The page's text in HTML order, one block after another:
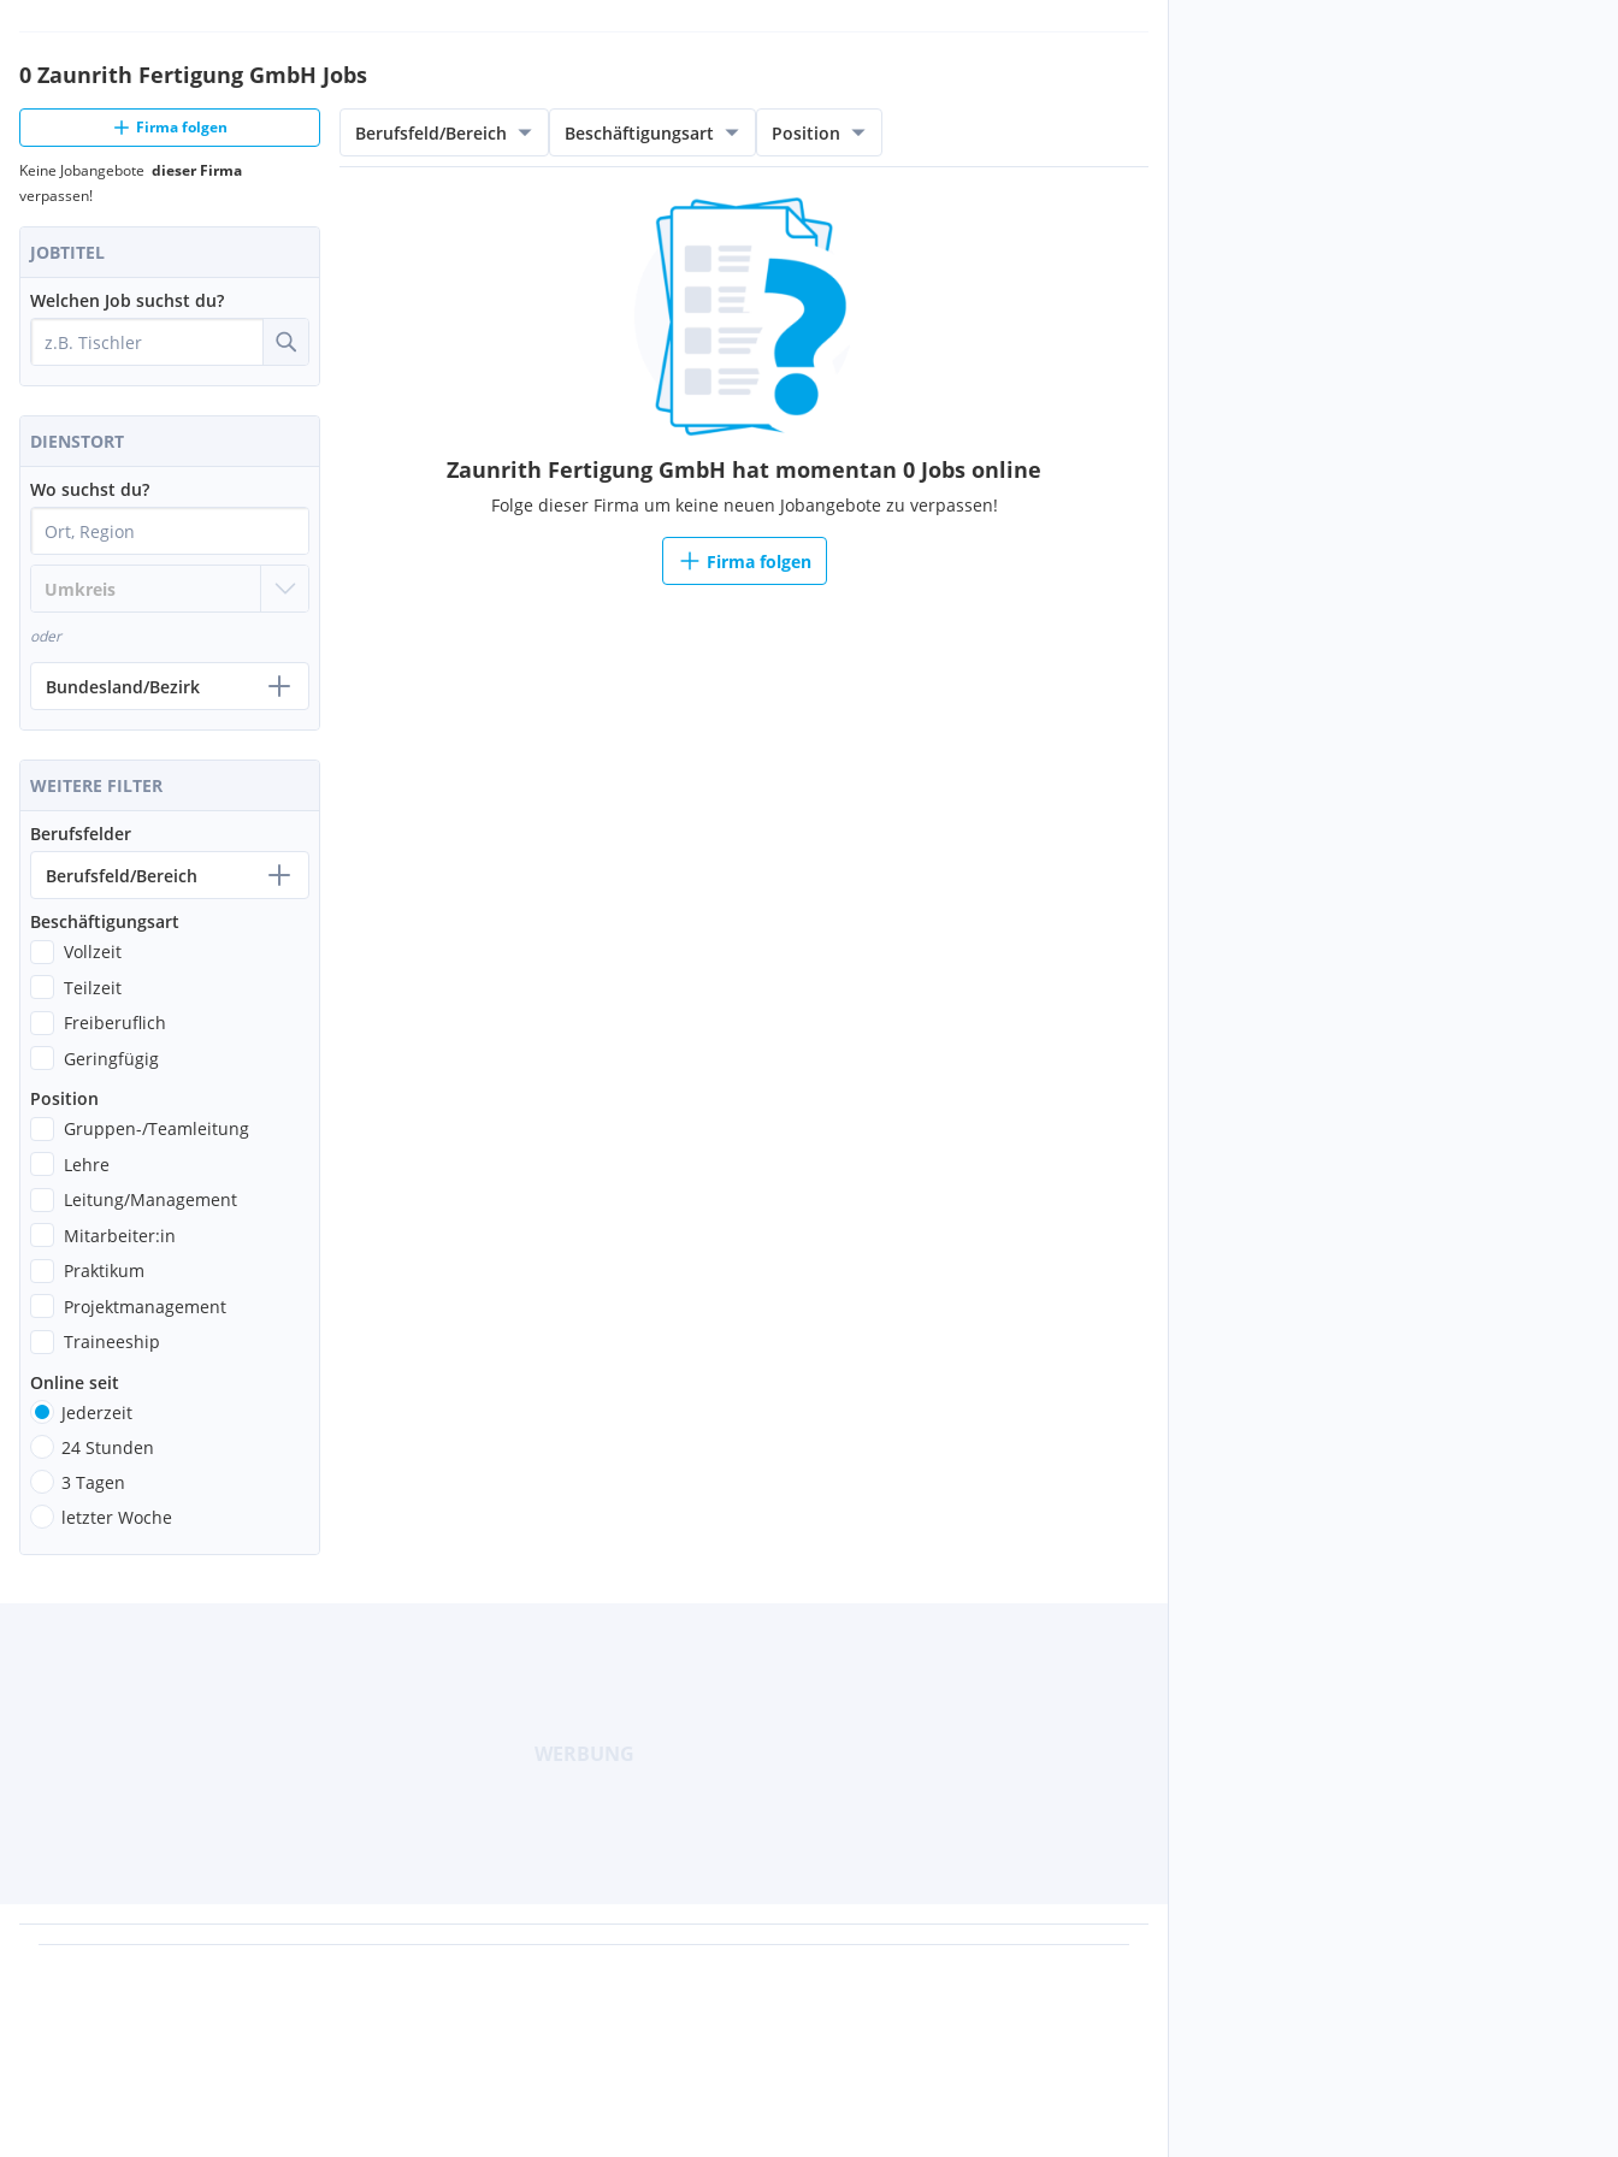
0 Zaunrith Fertigung GmbH Jobs
Firma folgen
Keine Jobangebote dieser Firma
verpassen!
JOBTITEL
Welchen Job suchst du?
DIENSTORT
Wo suchst du?
oder
Bundesland/Bezirk
WEITERE FILTER
Berufsfelder
Berufsfeld/Bereich
Beschäftigungsart
Vollzeit
Teilzeit
Freiberuflich
Geringfügig
Position
Gruppen-/Teamleitung
Lehre
Leitung/Management
Mitarbeiter:in
Praktikum
Projektmanagement
Traineeship
Online seit
Jederzeit
24 Stunden
3 Tagen
letzter Woche
Berufsfeld/Bereich Beschäftigungsart Position
Zaunrith Fertigung GmbH hat momentan 0 Jobs online
Folge dieser Firma um keine neuen Jobangebote zu verpassen!
Firma folgen